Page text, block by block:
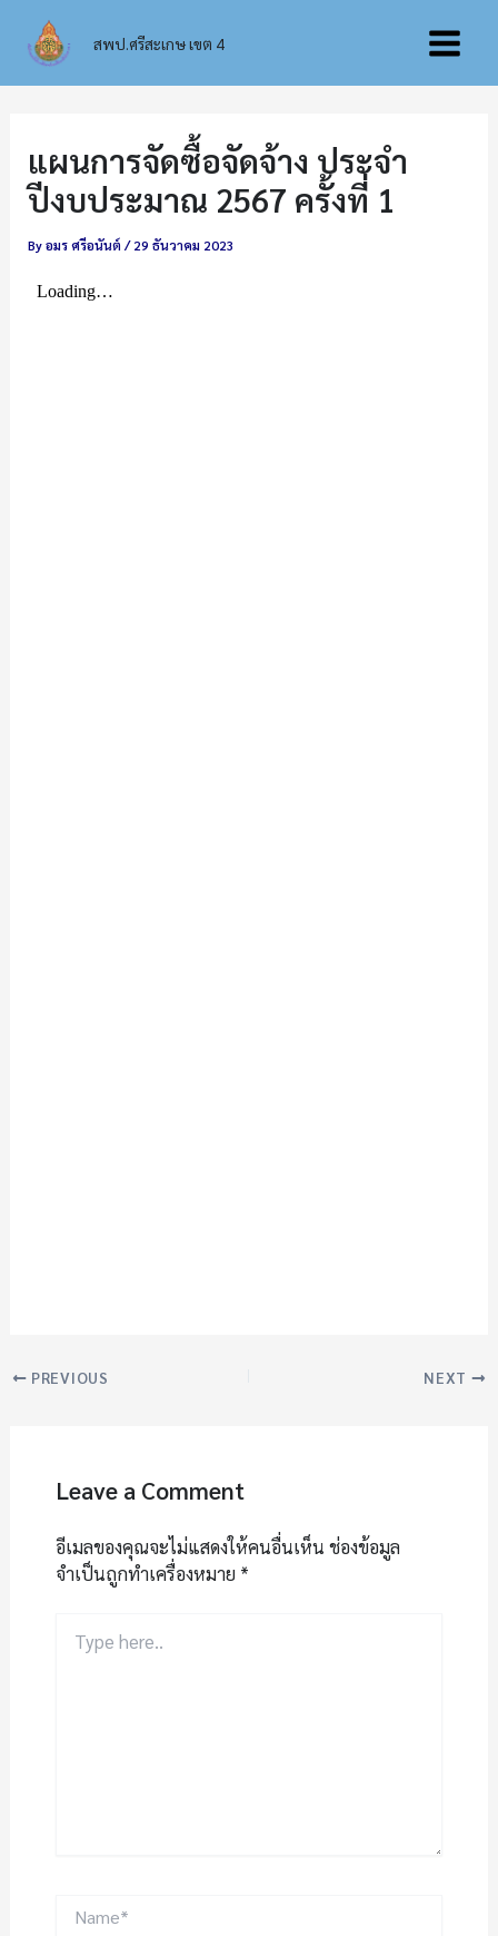
content
สพป.ศรีสะเกษ เขต 4
Main
แผนการจัดซื้อจัดจ้าง ประจำ
ปีงบประมาณ 2567 ครั้งที่ 1
Byอมร ศรีอนันต์/29 ธันวาคม 2023
PREVIOUS NEXT
Leave a Comment
อีเมลของคุณจะไม่แสดงให้คนอื่นเห็น ช่องข้อมูล
จำเป็นถูกทำเครื่องหมาย *
here..